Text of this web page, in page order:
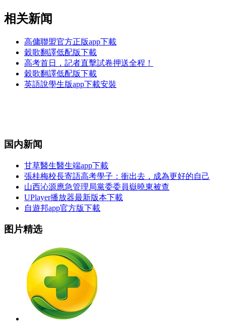
相关新闻
高傭聯盟官方正版app下載
穀歌翻譯低配版下載
高考首日，記者直擊試卷押送全程！
穀歌翻譯低配版下載
英語說學生版app下載安裝
国内新闻
甘草醫生醫生端app下載
張桂梅校長寄語高考學子：衝出去，成為更好的自己
山西沁源應急管理局黨委委員嶽曉東被查
UPlayer播放器最新版本下載
自遊邦app官方版下載
图片精选